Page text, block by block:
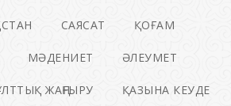
САЯСАТ ҚОҒАМ
МӘДЕНИЕТ ӘЛЕУМЕТ
ЖАҢҒЫРУ ҚАЗЫНА КЕУДЕ